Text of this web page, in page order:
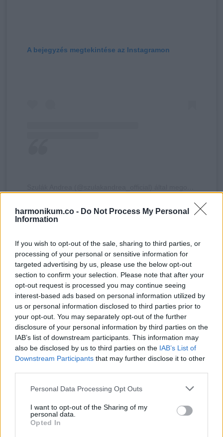
harmonikum.co - Do Not Process My Personal
Information
If you wish to opt-out of the sale, sharing to third parties, or
processing of your personal or sensitive information for
targeted advertising by us, please use the below opt-out
section to confirm your selection. Please note that after your
opt-out request is processed you may continue seeing
interest-based ads based on personal information utilized by
us or personal information disclosed to third parties prior to
your opt-out. You may separately opt-out of the further
disclosure of your personal information by third parties on the
IAB’s list of downstream participants. This information may
also be disclosed by us to third parties on the IAB’s List of
Downstream Participants that may further disclose it to other
Please note that this website/app uses one or more Google
not limited to your visit or usage behaviour. You may click to
grant or deny consent to Google and its third-party tags to
use your data for below specified purposes in below Google
Personal Data Processing Opt Outs
I want to opt-out of the Sharing of my
personal data.
Opted In
A bejegyzés megtekintése az Instagramon
Váljon minden jó álmod valóra és legyél nagyon boldog” –
anyuka.
Rozina idén áprilisban lett 16 éves, és ennyire hasonlít
Andreára:
Te mit gondolsz? Ne felejtsd el megosztani!
Whatsapp
Share